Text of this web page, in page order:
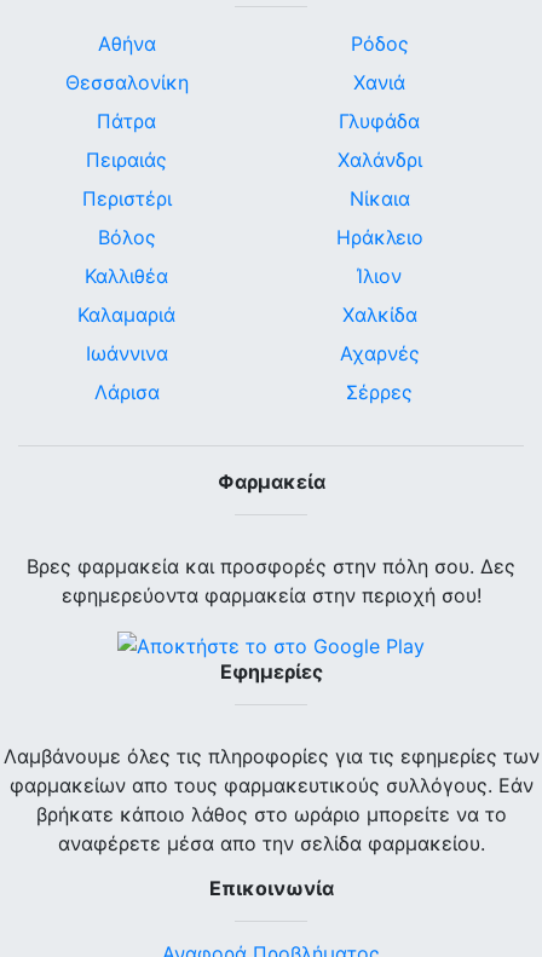
Αθήνα
Θεσσαλονίκη
Πάτρα
Πειραιάς
Περιστέρι
Βόλος
Καλλιθέα
Καλαμαριά
Ιωάννινα
Λάρισα
Ρόδος
Χανιά
Γλυφάδα
Χαλάνδρι
Νίκαια
Ηράκλειο
Ίλιον
Χαλκίδα
Αχαρνές
Σέρρες
Φαρμακεία
Βρες φαρμακεία και προσφορές στην πόλη σου. Δες
εφημερεύοντα φαρμακεία στην περιοχή σου!
Εφημερίες
Λαμβάνουμε όλες τις πληροφορίες για τις εφημερίες των
φαρμακείων απο τους φαρμακευτικούς συλλόγους. Εάν
βρήκατε κάποιο λάθος στο ωράριο μπορείτε να το
αναφέρετε μέσα απο την σελίδα φαρμακείου.
Επικοινωνία